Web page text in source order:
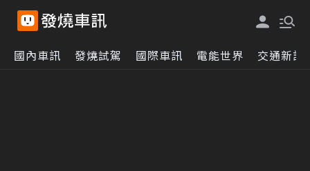
國內車訊 發燒試駕 國際車訊 電能世界 交通新訊